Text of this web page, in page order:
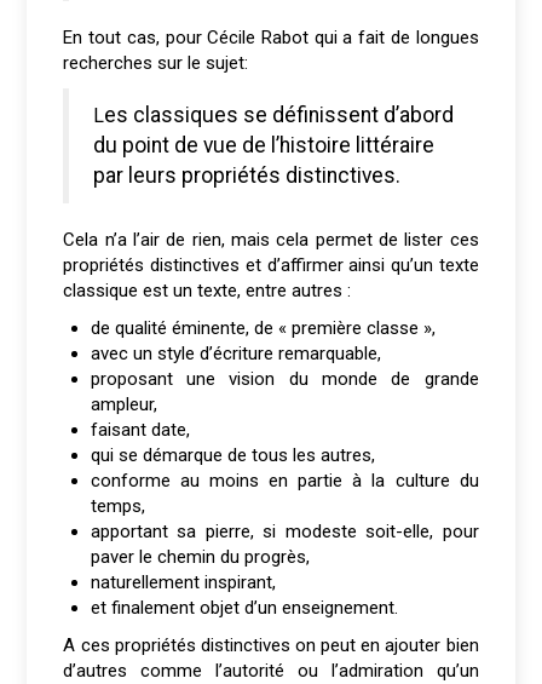
En tout cas, pour Cécile Rabot qui a fait de longues
recherches sur le sujet:
Les classiques se définissent d’abord
du point de vue de l’histoire littéraire
par leurs propriétés distinctives.
Cela n’a l’air de rien, mais cela permet de lister ces
propriétés distinctives et d’affirmer ainsi qu’un texte
classique est un texte, entre autres :
de qualité éminente, de « première classe »,
avec un style d’écriture remarquable,
proposant une vision du monde de grande
ampleur,
faisant date,
qui se démarque de tous les autres,
conforme au moins en partie à la culture du
temps,
apportant sa pierre, si modeste soit-elle, pour
paver le chemin du progrès,
naturellement inspirant,
et finalement objet d’un enseignement.
A ces propriétés distinctives on peut en ajouter bien
d’autres comme l’autorité ou l’admiration qu’un